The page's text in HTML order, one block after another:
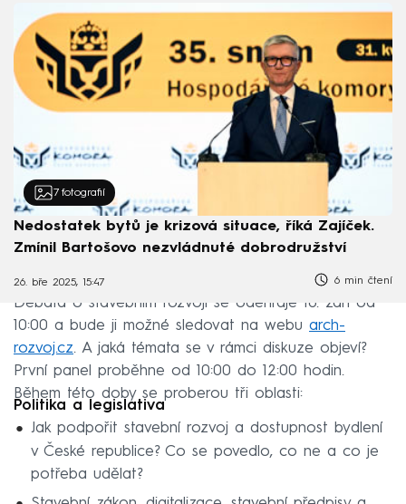
7 fotografií
Nedostatek bytů je krizová situace, říká Zajíček.
Zmínil Bartošovo nezvládnuté dobrodružství
26. bře 2025, 15:47 6 min čtení
Debata o stavebním rozvoji se odehraje 18. září od
10:00 a bude ji možné sledovat na webu arch-
rozvoj.cz. A jaká témata se v rámci diskuze objeví?
První panel proběhne od 10:00 do 12:00 hodin.
Během této doby se proberou tři oblasti:
Politika a legislativa
Jak podpořit stavební rozvoj a dostupnost bydlení
v České republice? Co se povedlo, co ne a co je
potřeba udělat?